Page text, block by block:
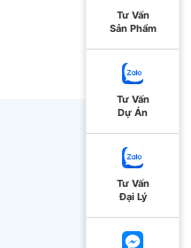
Tư Vấn
Sản Phẩm
Tư Vấn
Dự Án
Tư Vấn
Đại Lý